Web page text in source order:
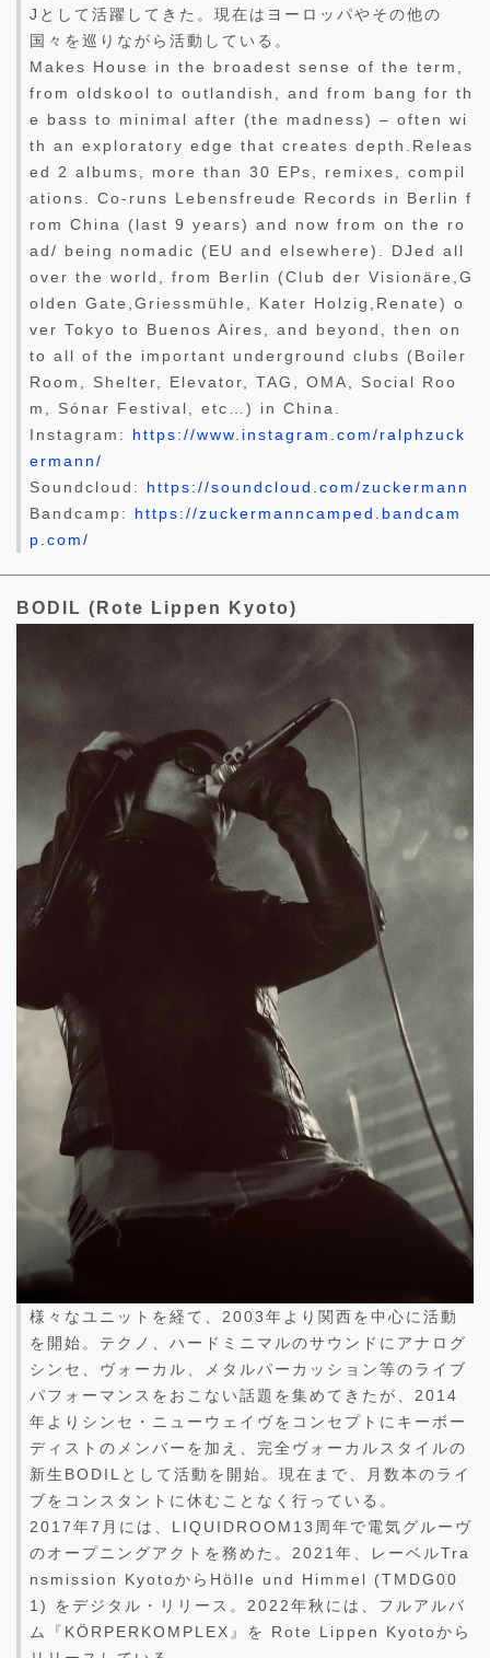
Jとして活躍してきた。現在はヨーロッパやその他の
国々を巡りながら活動している。
Makes House in the broadest sense of the term,
from oldskool to outlandish, and from bang for th
e bass to minimal after (the madness) – often wi
th an exploratory edge that creates depth.Releas
ed 2 albums, more than 30 EPs, remixes, compil
ations. Co-runs Lebensfreude Records in Berlin f
rom China (last 9 years) and now from on the ro
ad/ being nomadic (EU and elsewhere). DJed all
over the world, from Berlin (Club der Visionäre,G
olden Gate,Griessmühle, Kater Holzig,Renate) o
ver Tokyo to Buenos Aires, and beyond, then on
to all of the important underground clubs (Boiler
Room, Shelter, Elevator, TAG, OMA, Social Roo
m, Sónar Festival, etc…) in China.
Instagram: https://www.instagram.com/ralphzuck
ermann/
Soundcloud: https://soundcloud.com/zuckermann
Bandcamp: https://zuckermanncamped.bandcam
p.com/
BODIL (Rote Lippen Kyoto)
様々なユニットを経て、2003年より関西を中心に活動
を開始。テクノ、ハードミニマルのサウンドにアナログ
シンセ、ヴォーカル、メタルパーカッション等のライブ
パフォーマンスをおこない話題を集めてきたが、2014
年よりシンセ・ニューウェイヴをコンセプトにキーボー
ディストのメンバーを加え、完全ヴォーカルスタイルの
新生BODILとして活動を開始。現在まで、月数本のライ
ブをコンスタントに休むことなく行っている。
2017年7月には、LIQUIDROOM13周年で電気グルーヴ
のオープニングアクトを務めた。2021年、レーベルTra
nsmission KyotoからHölle und Himmel (TMDG00
1) をデジタル・リリース。2022年秋には、フルアルバ
ム『KÖRPERKOMPLEX』を Rote Lippen Kyotoから